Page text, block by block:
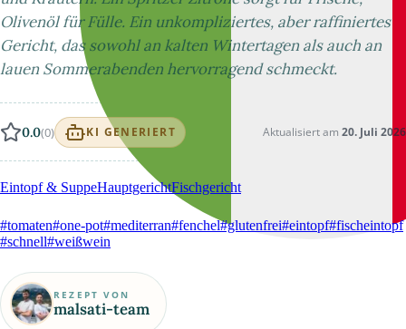
Olivenöl für Fülle. Ein unkompliziertes, aber raffiniertes
Gericht, das sowohl an kalten Wintertagen als auch an
lauen Sommerabenden hervorragend schmeckt.
0.0(0) KI GENERIERT Aktualisiert am 20. Juli 2026
Eintopf & SuppeHauptgerichtFischgericht
#tomaten#one-pot#mediterran#fenchel#glutenfrei#eintopf#fischeintopf
#schnell#weißwein
REZEPT VON
malsati-team